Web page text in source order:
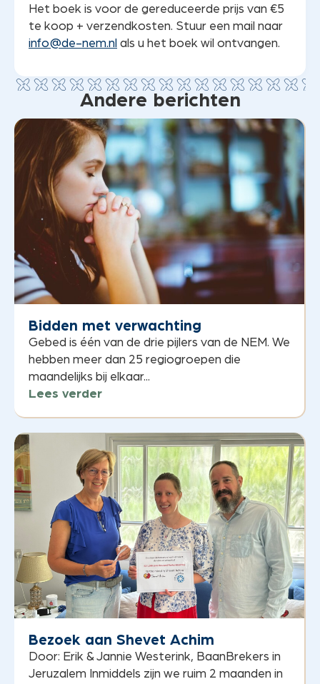
Het boek is voor de gereduceerde prijs van €5
te koop + verzendkosten. Stuur een mail naar
info@de-nem.nl als u het boek wil ontvangen.
Andere berichten
Bidden met verwachting
Gebed is één van de drie pijlers van de NEM. We
hebben meer dan 25 regiogroepen die
maandelijks bij elkaar...
Lees verder
Bezoek aan Shevet Achim
Door: Erik & Jannie Westerink, BaanBrekers in
Jeruzalem Inmiddels zijn we ruim 2 maanden in